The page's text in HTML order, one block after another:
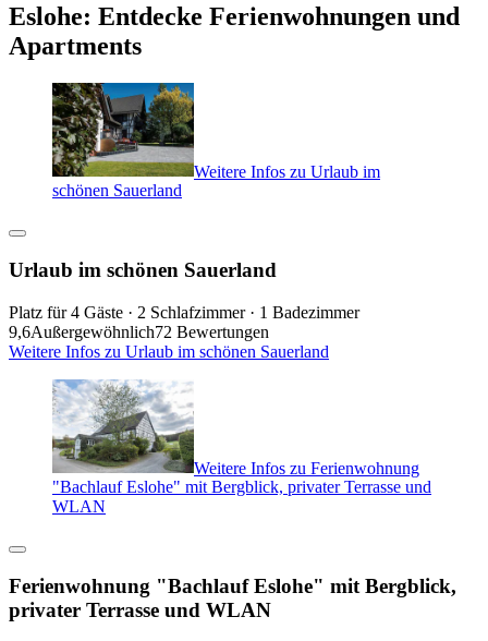
Eslohe: Entdecke Ferienwohnungen und
Apartments
Weitere Infos zu Urlaub im
schönen Sauerland
Urlaub im schönen Sauerland
Platz für 4 Gäste · 2 Schlafzimmer · 1 Badezimmer
9,6Außergewöhnlich72 Bewertungen
Weitere Infos zu Urlaub im schönen Sauerland
Weitere Infos zu Ferienwohnung
"Bachlauf Eslohe" mit Bergblick, privater Terrasse und
WLAN
Ferienwohnung "Bachlauf Eslohe" mit Bergblick,
privater Terrasse und WLAN